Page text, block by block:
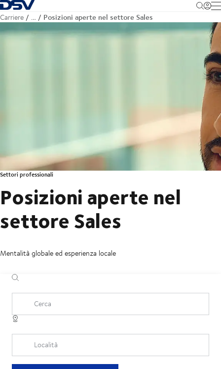
Torna alla pagina iniziale
Carriere … Posizioni aperte nel settore Sales
Settori professionali
Posizioni aperte nel
settore Sales
Mentalità globale ed esperienza locale
Cerca
Località